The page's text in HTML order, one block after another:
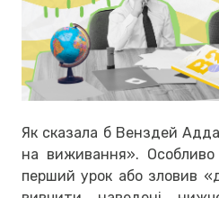
Як сказала б Венздей
на виживання».
перший урок або зловив